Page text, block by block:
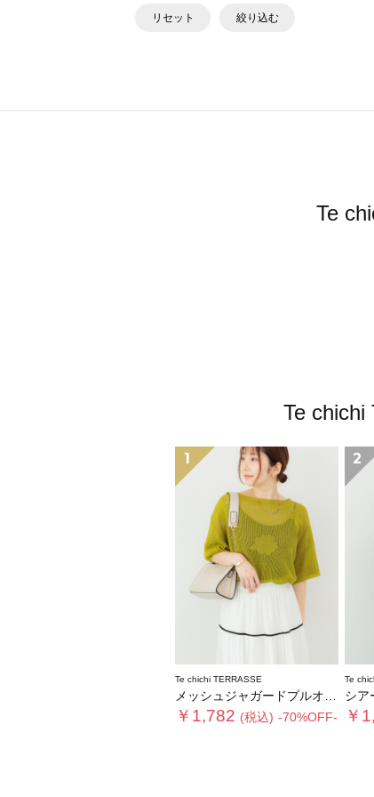
リセット 絞り込む
Te
Te
1
Te chichi TERRASSE
メッシュジャガードプルオーバーニット
￥1,782 (税込) -70%OFF-
2
Te
シア
￥